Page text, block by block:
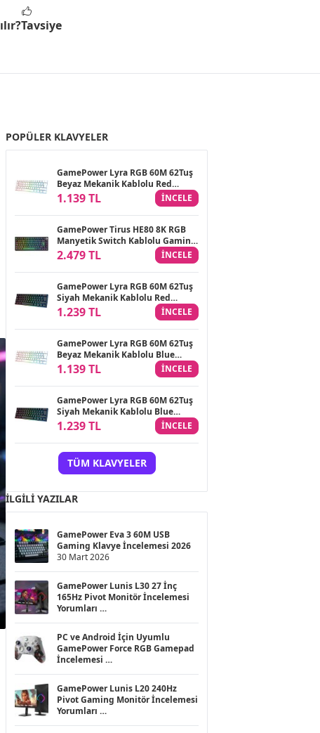
Tavsiye
POPÜLER KLAVYELER
GamePower Lyra RGB 60M 62Tuş
Beyaz Mekanik Kablolu Red
Switch Klavye - 3 Yıl Garantili
1.139 TL INCELE
GamePower Tirus HE80 8K RGB
Manyetik Switch Kablolu Gaming
Klavye
2.479 TL INCELE
GamePower Lyra RGB 60M 62Tuş
Siyah Mekanik Kablolu Red
Switch Klavye - 3 Yıl Garantili
1.239 TL INCELE
GamePower Lyra RGB 60M 62Tuş
Beyaz Mekanik Kablolu Blue
Switch Klavye - 3 Yıl Garantili
1.139 TL INCELE
GamePower Lyra RGB 60M 62Tuş
Siyah Mekanik Kablolu Blue
Switch Klavye - 3 Yıl Garantili
1.239 TL INCELE
TÜM KLAVYELER
İLGILI YAZILAR
GamePower Eva 3 60M USB
Gaming Klavye İncelemesi 2026
30 Mart 2026
GamePower Lunis L30 27 İnç
165Hz Pivot Monitör İncelemesi
Yorumları
PC ve Android İçin Uyumlu
GamePower Force RGB Gamepad
İncelemesi
GamePower Lunis L20 240Hz
Pivot Gaming Monitör İncelemesi
Yorumları